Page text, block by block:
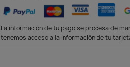
La información de tu pago se procesa de
tenemos acceso a la información de tu